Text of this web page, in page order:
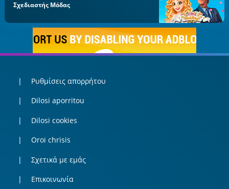
Σχεδιαστής Μόδας
Ρυθμίσεις απορρήτου
Dilosi aporritou
Dilosi cookies
Oroi chrisis
Σχετικά με εμάς
Επικοινωνία